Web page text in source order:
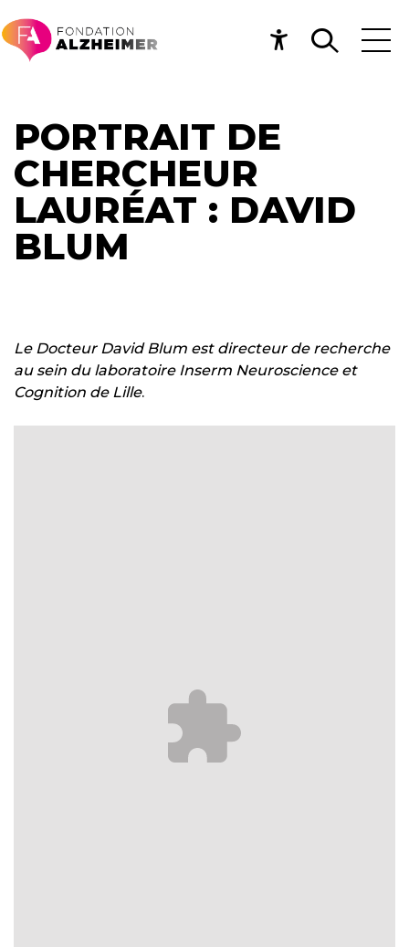
PORTRAIT DE
CHERCHEUR
LAURÉAT : DAVID
BLUM
Le Docteur David Blum est directeur de recherche
au sein du laboratoire Inserm Neuroscience et
Cognition de Lille.